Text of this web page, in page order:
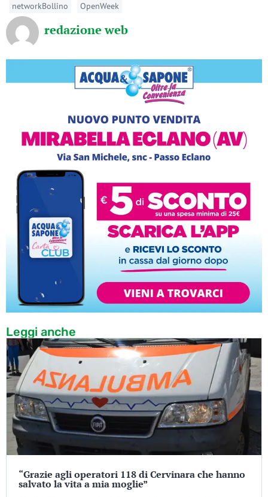
networkBollino
OpenWeek
redazione web
Leggi anche
“Grazie agli operatori 118 di Cervinara che hanno
salvato la vita a mia moglie”